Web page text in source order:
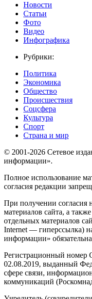
Новости
Статьи
Фото
Видео
Инфографика
Рубрики:
Политика
Экономика
Общество
Происшествия
Соцсфера
Культура
Спорт
Страна и мир
© 2001-2026 Сетевое
информации».
Полное использование
согласия редакции
При получении согласия
материалов сайта, а
отдельных материалов
Internet — гиперссылка)
информации»
Регистрационный
02.08.2019, выданный
сфере связи,
коммуникаций